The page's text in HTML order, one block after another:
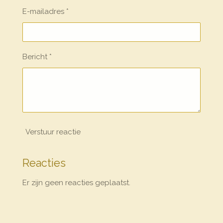
E-mailadres *
Bericht *
Verstuur reactie
Reacties
Er zijn geen reacties geplaatst.